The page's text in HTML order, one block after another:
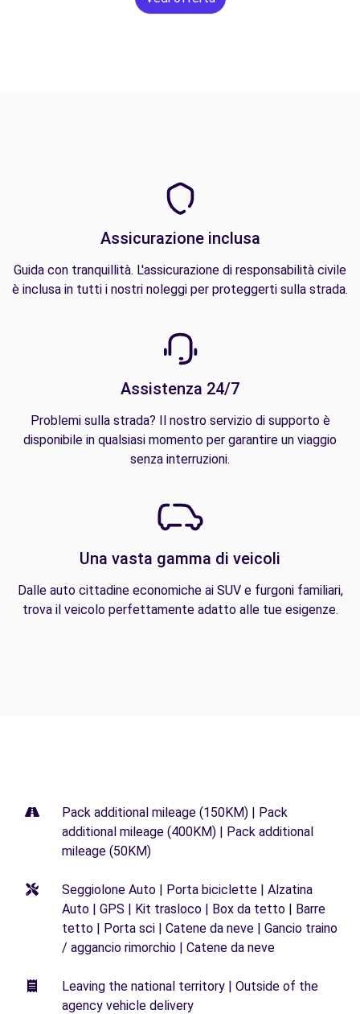
Assicurazione inclusa
Guida con tranquillità. L'assicurazione di responsabilità civile
è inclusa in tutti i nostri noleggi per proteggerti sulla strada.
Assistenza 24/7
Problemi sulla strada? Il nostro servizio di supporto è
disponibile in qualsiasi momento per garantire un viaggio
senza interruzioni.
Una vasta gamma di veicoli
Dalle auto cittadine economiche ai SUV e furgoni familiari,
trova il veicolo perfettamente adatto alle tue esigenze.
Pack additional mileage (150KM) | Pack
additional mileage (400KM) | Pack additional
mileage (50KM)
Seggiolone Auto | Porta biciclette | Alzatina
Auto | GPS | Kit trasloco | Box da tetto | Barre
tetto | Porta sci | Catene da neve | Gancio traino
/ aggancio rimorchio | Catene da neve
Leaving the national territory | Outside of the
agency vehicle delivery